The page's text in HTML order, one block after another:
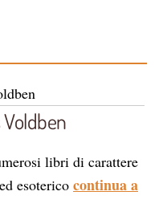
libri di carattere
esoterico continua a